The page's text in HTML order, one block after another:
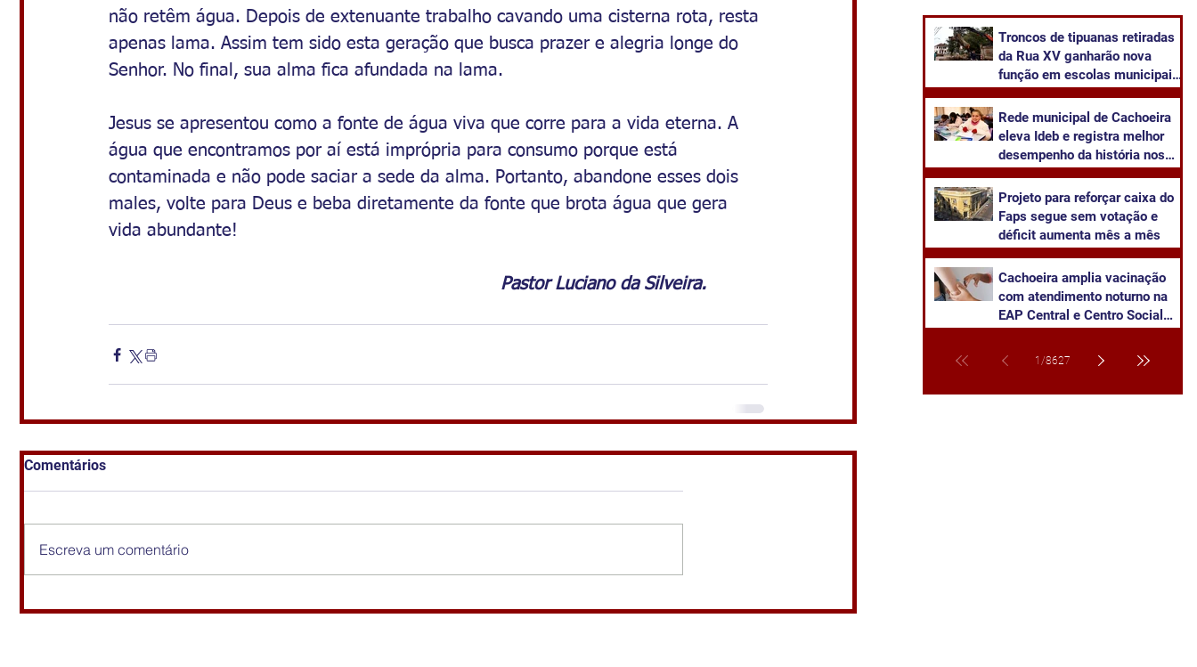
não retêm água. Depois de extenuante trabalho cavando uma cisterna rota, resta
apenas lama. Assim tem sido esta geração que busca prazer e alegria longe do
Senhor. No final, sua alma fica afundada na lama.
Jesus se apresentou como a fonte de água viva que corre para a vida eterna. A
água que encontramos por aí está imprópria para consumo porque está
contaminada e não pode saciar a sede da alma. Portanto, abandone esses dois
males, volte para Deus e beba diretamente da fonte que brota água que gera
vida abundante!
											Pastor Luciano da Silveira.
Comentários
Escreva um comentário
Troncos de tipuanas retiradas
da Rua XV ganharão nova
função em escolas municipais
Rede municipal de Cachoeira
eleva Ideb e registra melhor
desempenho da história nos
Projeto para reforçar caixa do
Faps segue sem votação e
déficit aumenta mês a mês
Cachoeira amplia vacinação
com atendimento noturno na
EAP Central e Centro Social
1 /8627